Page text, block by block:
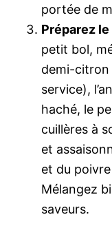
portée de
Préparez le
petit bol,
demi-citron
service),
haché, le
cuillères à
et
et du
Mélangez
saveurs.